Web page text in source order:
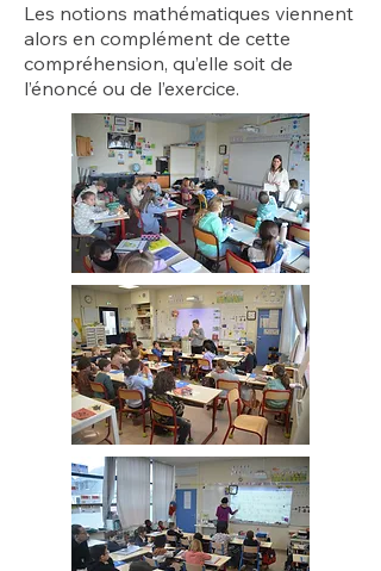
Les notions mathématiques viennent
alors en complément de cette
compréhension, qu’elle soit de
l’énoncé ou de l’exercice.